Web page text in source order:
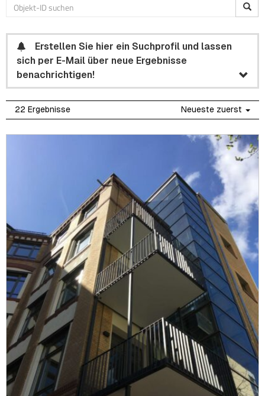
Erstellen Sie hier ein Suchprofil und lassen
sich per E-Mail über neue Ergebnisse
benachrichtigen!
22 Ergebnisse Neueste zuerst